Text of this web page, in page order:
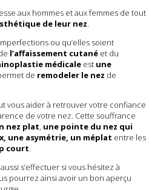
aux hommes et aux femmes de tout
de leur nez.
ou qu’elles soient
l’affaissement cutané et du
médicale est une
de remodeler le nez de
vous aider à retrouver votre confiance
de votre nez. Cette souffrance
nez plat, une pointe du nez qui
une asymétrie, un méplat entre les
court.
s’effectuer si vous hésitez à
pourrez ainsi avoir un bon aperçu